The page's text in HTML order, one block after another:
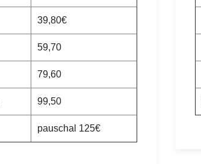
39,80€
59,70
79,60
99,50
pauschal 125€